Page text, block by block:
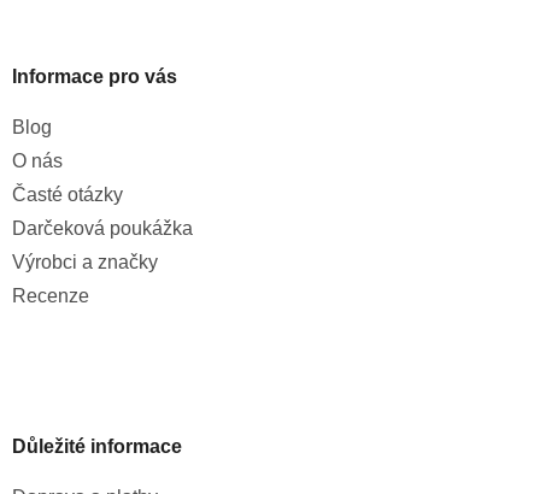
Informace pro vás
Blog
O nás
Časté otázky
Darčeková poukážka
Výrobci a značky
Recenze
Důležité informace